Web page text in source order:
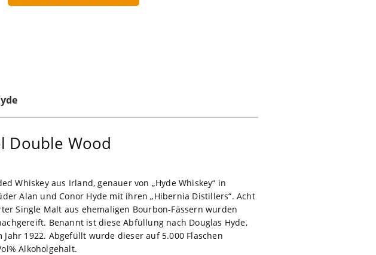
Double Wood
Whiskey aus Irland, genauer von „Hyde Whiskey“ in
Alan und Conor Hyde mit ihren „Hibernia Distillers“. Acht
Single Malt aus ehemaligen Bourbon-Fässern wurden
Benannt ist diese Abfüllung nach Douglas Hyde,
1922. Abgefüllt wurde dieser auf 5.000 Flaschen
Alkoholgehalt.